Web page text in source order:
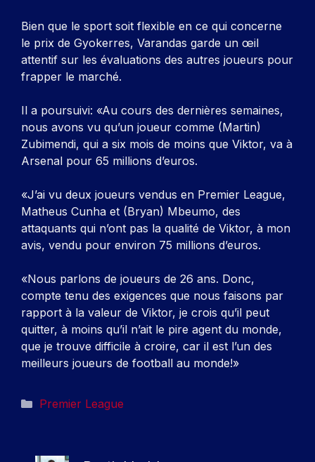
Bien que le sport soit flexible en ce qui concerne
le prix de Gyokerres, Varandas garde un œil
attentif sur les évaluations des autres joueurs pour
frapper le marché.
Il a poursuivi: «Au cours des dernières semaines,
nous avons vu qu’un joueur comme (Martin)
Zubimendi, qui a six mois de moins que Viktor, va à
Arsenal pour 65 millions d’euros.
«J’ai vu deux joueurs vendus en Premier League,
Matheus Cunha et (Bryan) Mbeumo, des
attaquants qui n’ont pas la qualité de Viktor, à mon
avis, vendu pour environ 75 millions d’euros.
«Nous parlons de joueurs de 26 ans. Donc,
compte tenu des exigences que nous faisons par
rapport à la valeur de Viktor, je crois qu’il peut
quitter, à moins qu’il n’ait le pire agent du monde,
que je trouve difficile à croire, car il est l’un des
meilleurs joueurs de football au monde!»
Catégories
Premier League